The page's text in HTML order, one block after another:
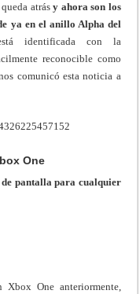
atrásy ahora son los
ya en el anillo Alpha del
identificada con la
reconocible como
comunicó esta noticia a
One
pantalla para cualquier
One anteriormente,